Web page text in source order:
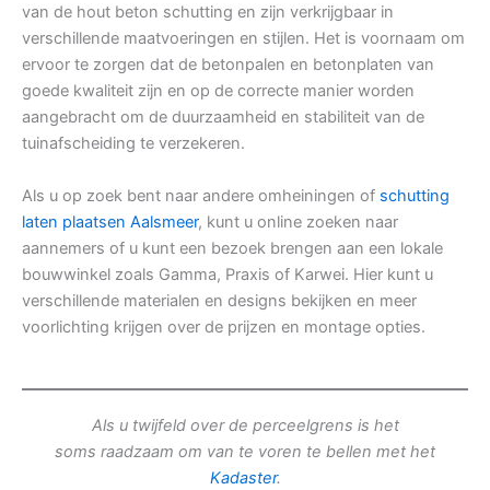
van de hout beton schutting en zijn verkrijgbaar in
verschillende maatvoeringen en stijlen. Het is voornaam om
ervoor te zorgen dat de betonpalen en betonplaten van
goede kwaliteit zijn en op de correcte manier worden
aangebracht om de duurzaamheid en stabiliteit van de
tuinafscheiding te verzekeren.
Als u op zoek bent naar andere omheiningen of schutting
laten plaatsen Aalsmeer, kunt u online zoeken naar
aannemers of u kunt een bezoek brengen aan een lokale
bouwwinkel zoals Gamma, Praxis of Karwei. Hier kunt u
verschillende materialen en designs bekijken en meer
voorlichting krijgen over de prijzen en montage opties.
Als u twijfeld over de perceelgrens is het
soms raadzaam om van te voren te bellen met het
Kadaster.